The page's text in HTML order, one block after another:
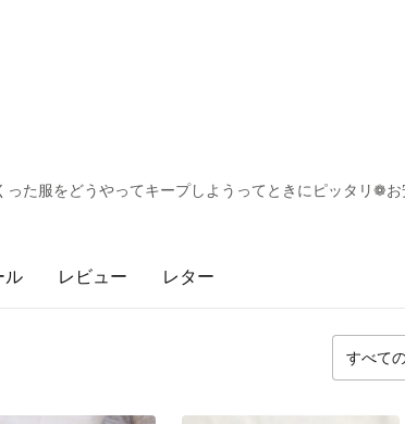
った服をどうやってキープしようってときにピッタリ❁
ル レビュー レター